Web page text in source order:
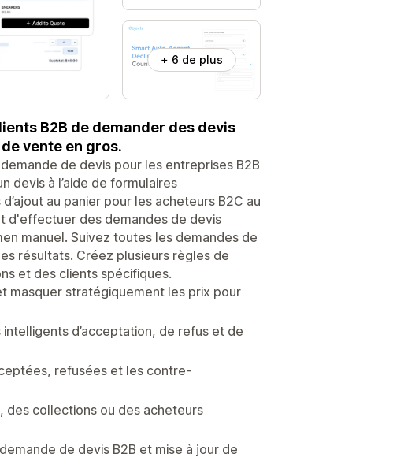
+ 6 de plus
B2B de demander des devis
vente en gros.
de devis pour les entreprises B2B
devis à l’aide de formulaires
au panier pour les acheteurs B2C au
d'effectuer des demandes de devis
manuel. Suivez toutes les demandes de
résultats. Créez plusieurs règles de
et des clients spécifiques.
masquer stratégiquement les prix pour
d’acceptation, de refus et de
refusées et les contre-
des collections ou des acheteurs
de devis B2B et mise à jour de